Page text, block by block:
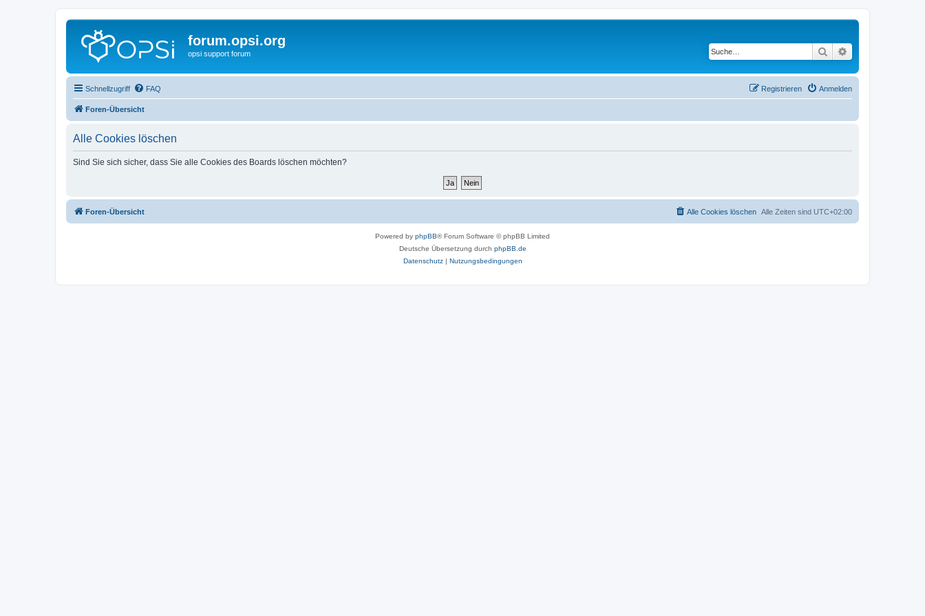
forum.opsi.org
opsi support forum Suche
Schnellzugriff FAQ Anmelden
Registrieren
Foren-Übersicht
Alle Cookies löschen
Sind Sie sich sicher, dass Sie alle Cookies des Boards löschen möchten?
Foren-Übersicht Alle Zeiten sind UTC+02:00
Alle Cookies löschen
Powered by phpBB® Forum Software © phpBB Limited
Deutsche Übersetzung durch phpBB.de
Datenschutz| Nutzungsbedingungen